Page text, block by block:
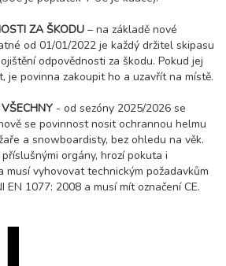
rezervovat
ZA ŠKODU – na základě nové
od 01/01/2022 je každý držitel skipasu
odpovědnosti za škodu. Pokud jej
je povinna zakoupit ho a uzavřít na místě.
- od sezóny 2025/2026 se
se povinnost nosit ochrannou helmu
a snowboardisty, bez ohledu na věk.
orgány, hrozí pokuta i
musí vyhovovat technickým požadavkům
EN 1077: 2008 a musí mít označení CE.